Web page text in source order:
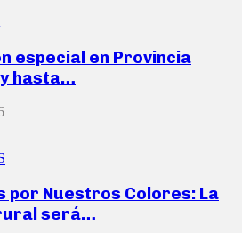
especial en Provincia
hasta…
por Nuestros Colores: La
será…